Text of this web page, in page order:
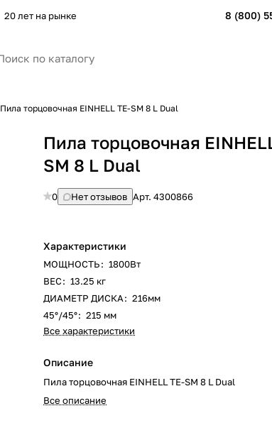
20 лет на рынке 8 (800)
Пила торцовочная EINHELL TE-SM 8 L Dual
Пила торцовочная
SM 8 L Dual
0 Нет отзывов Арт.4300866
Характеристики
МОЩНОСТЬ: 1800Вт
ВЕС: 13.25 кг
ДИАМЕТР ДИСКА: 216мм
45°/45°: 215 мм
Все характеристики
Описание
Пила торцовочная EINHELL TE-SM 8 L Dual
Все описание